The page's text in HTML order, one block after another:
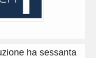
ha sessanta